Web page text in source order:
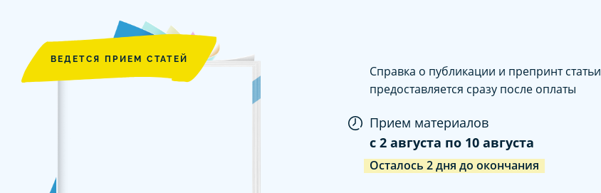
ВЕДЕТСЯ ПРИЕМ СТАТЕЙ
Справка о публикации и препринт статьи
предоставляется сразу после оплаты
Прием материалов
c 2 августа по 10 августа
Осталось 2дня до окончания